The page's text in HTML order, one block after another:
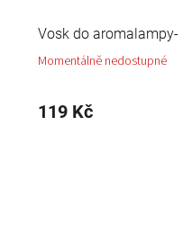
Vosk do aromalampy-
Momentálně nedostupné
119 Kč